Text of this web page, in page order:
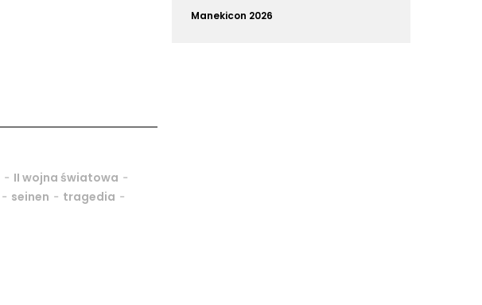
- II wojna światowa -
- seinen - tragedia -
Manekicon 2026